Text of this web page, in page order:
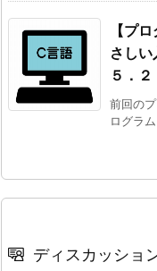
【プ
さしい
５．
前回の
ログラ
ディスカッショ